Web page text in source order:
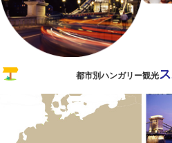
都市別ハンガリー観光